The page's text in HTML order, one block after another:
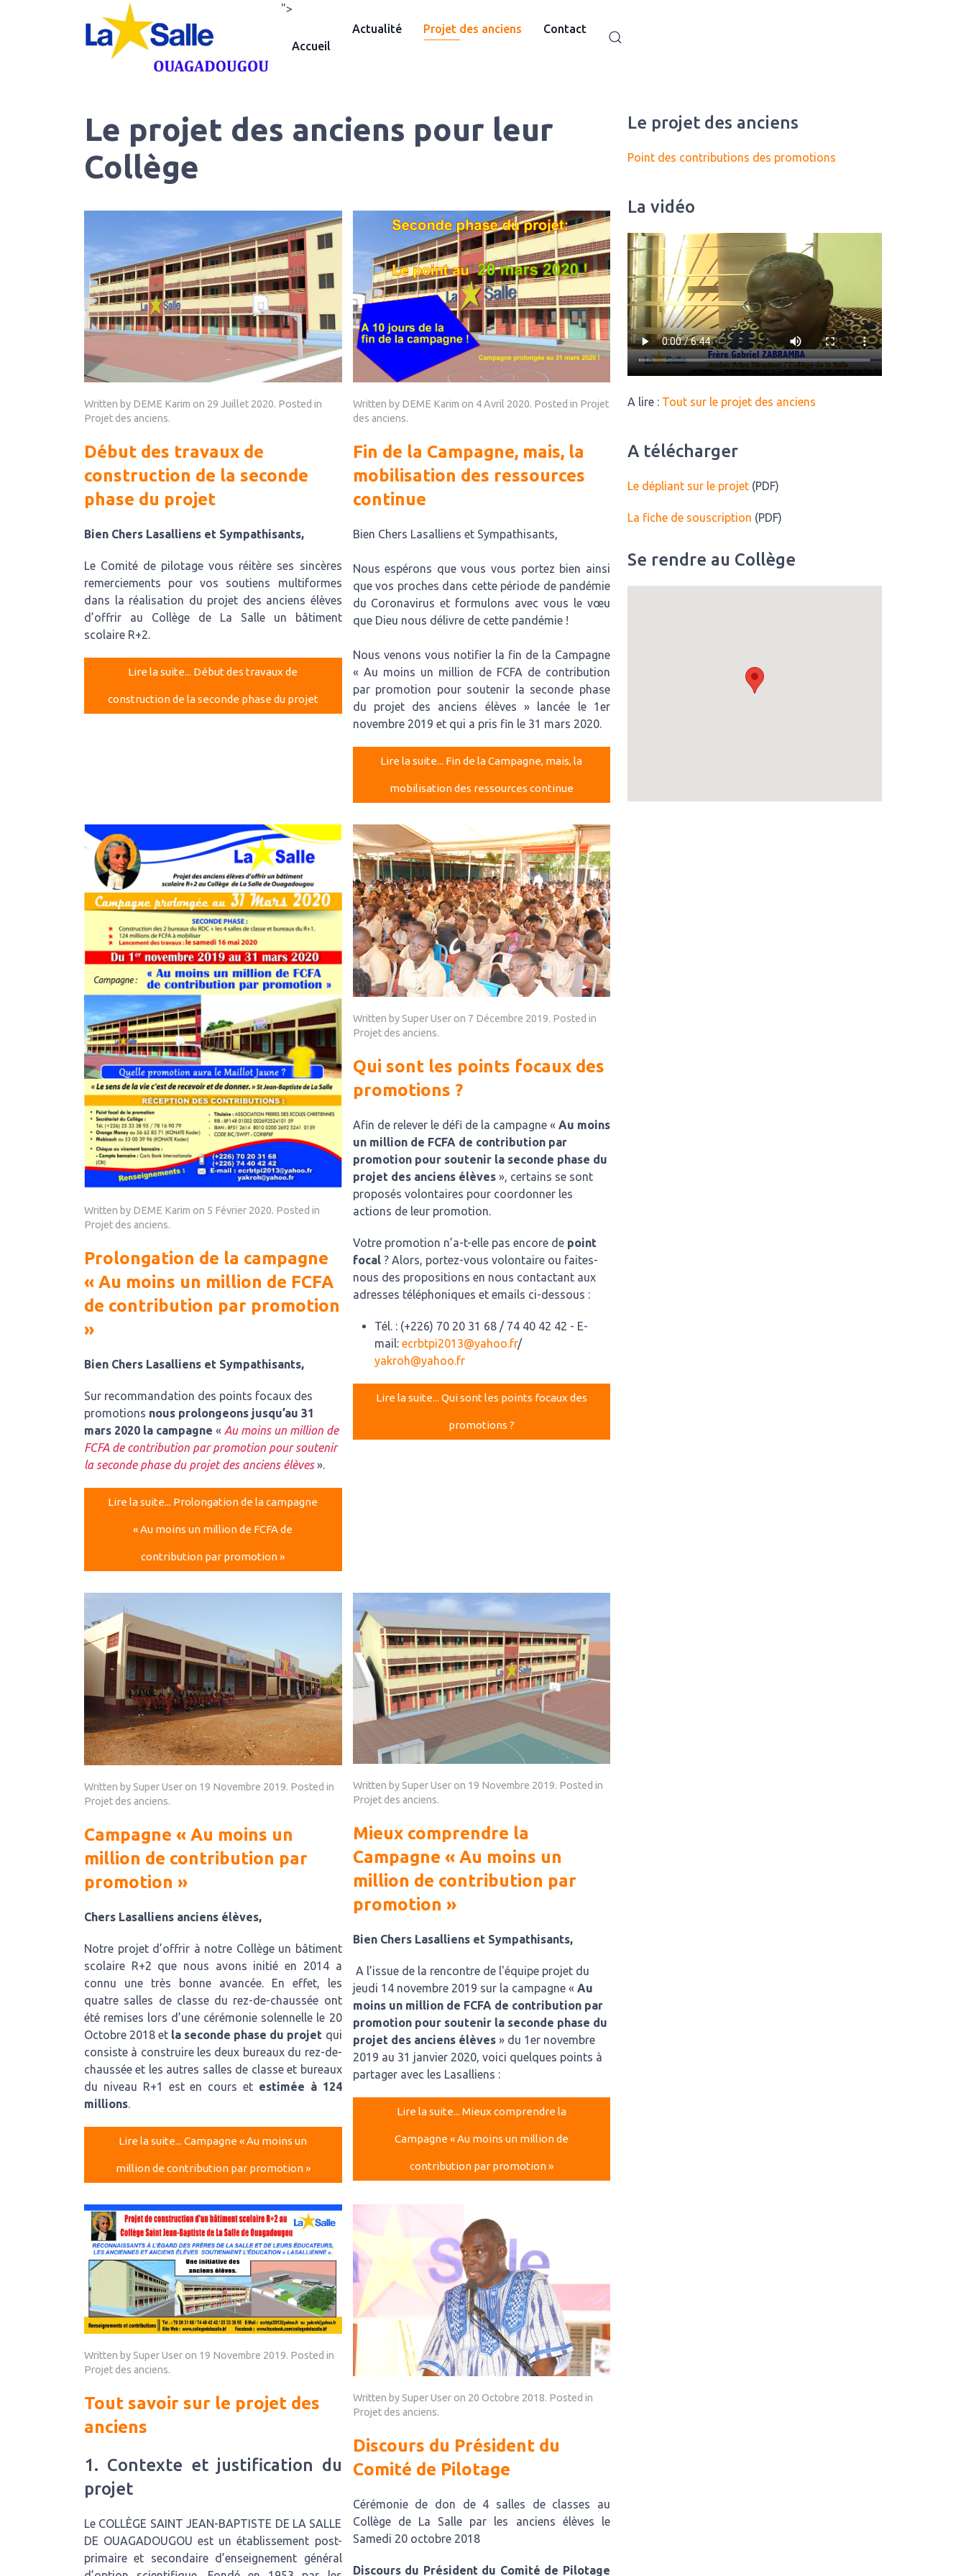
">
Accueil
Actualité Projet des anciens Contact
Le projet des anciens pour leur
Collège
Written by DEME Karim on 29 Juillet 2020. Posted in
Projet des anciens.
Début des travaux de
construction de la seconde
phase du projet
Bien Chers Lasalliens et Sympathisants,
Le Comité de pilotage vous réitère ses sincères
remerciements pour vos soutiens multiformes
dans la réalisation du projet des anciens élèves
d’offrir au Collège de La Salle un bâtiment
scolaire R+2.
Lire la suite... Début des travaux de
construction de la seconde phase du projet
Written by DEME Karim on 4 Avril 2020. Posted in Projet
des anciens.
Fin de la Campagne, mais, la
mobilisation des ressources
continue
Bien Chers Lasalliens et Sympathisants,
Nous espérons que vous vous portez bien ainsi
que vos proches dans cette période de pandémie
du Coronavirus et formulons avec vous le vœu
que Dieu nous délivre de cette pandémie !
Nous venons vous notifier la fin de la Campagne
« Au moins un million de FCFA de contribution
par promotion pour soutenir la seconde phase
du projet des anciens élèves » lancée le 1er
novembre 2019 et qui a pris fin le 31 mars 2020.
Lire la suite... Fin de la Campagne, mais, la
mobilisation des ressources continue
Written by DEME Karim on 5 Février 2020. Posted in
Projet des anciens.
Prolongation de la campagne
« Au moins un million de FCFA
de contribution par promotion
»
Bien Chers Lasalliens et Sympathisants,
Sur recommandation des points focaux des
promotions nous prolongeons jusqu’au 31
mars 2020 la campagne « Au moins un million de
FCFA de contribution par promotion pour soutenir
la seconde phase du projet des anciens élèves».
Lire la suite... Prolongation de la campagne
« Au moins un million de FCFA de
contribution par promotion »
Written by Super User on 7 Décembre 2019. Posted in
Projet des anciens.
Qui sont les points focaux des
promotions ?
Afin de relever le défi de la campagne « Au moins
un million de FCFA de contribution par
promotion pour soutenir la seconde phase du
projet des anciens élèves», certains se sont
proposés volontaires pour coordonner les
actions de leur promotion.
Votre promotion n’a-t-elle pas encore de point
focal? Alors, portez-vous volontaire ou faites-
nous des propositions en nous contactant aux
adresses téléphoniques et emails ci-dessous :
Tél. : (+226) 70 20 31 68 / 74 40 42 42 - E-
mail: ecrbtpi2013@yahoo.fr/
yakroh@yahoo.fr
Lire la suite... Qui sont les points focaux des
promotions ?
Written by Super User on 19 Novembre 2019. Posted in
Projet des anciens.
Campagne « Au moins un
million de contribution par
promotion »
Chers Lasalliens anciens élèves,
Notre projet d’offrir à notre Collège un bâtiment
scolaire R+2 que nous avons initié en 2014 a
connu une très bonne avancée. En effet, les
quatre salles de classe du rez-de-chaussée ont
été remises lors d’une cérémonie solennelle le 20
Octobre 2018 et la seconde phase du projet qui
consiste à construire les deux bureaux du rez-de-
chaussée et les autres salles de classe et bureaux
du niveau R+1 est en cours et estimée à 124
millions
Lire la suite... Campagne « Au moins un
million de contribution par promotion »
Written by Super User on 19 Novembre 2019. Posted in
Projet des anciens.
Mieux comprendre la
Campagne « Au moins un
million de contribution par
promotion »
Bien Chers Lasalliens et Sympathisants,
A l’issue de la rencontre de l'équipe projet du
jeudi 14 novembre 2019 sur la campagne « Au
moins un million de FCFA de contribution par
promotion pour soutenir la seconde phase du
projet des anciens élèves» du 1er novembre
2019 au 31 janvier 2020, voici quelques points à
partager avec les Lasalliens :
Lire la suite... Mieux comprendre la
Campagne « Au moins un million de
contribution par promotion »
Written by Super User on 19 Novembre 2019. Posted in
Projet des anciens.
Tout savoir sur le projet des
anciens
1. Contexte et justification du
projet
Le COLLÈGE SAINT JEAN-BAPTISTE DE LA SALLE
DE OUAGADOUGOU est un établissement post-
primaire et secondaire d’enseignement général
Written by Super User on 20 Octobre 2018. Posted in
Projet des anciens.
Discours du Président du
Comité de Pilotage
Cérémonie de don de 4 salles de classes au
Collège de La Salle par les anciens élèves le
Samedi 20 octobre 2018
Discours du Président du Comité de Pilotage
Le projet des anciens
Point des contributions des promotions
La vidéo
A lire : Tout sur le projet des anciens
A télécharger
Le dépliant sur le projet (PDF)
La fiche de souscription (PDF)
Se rendre au Collège